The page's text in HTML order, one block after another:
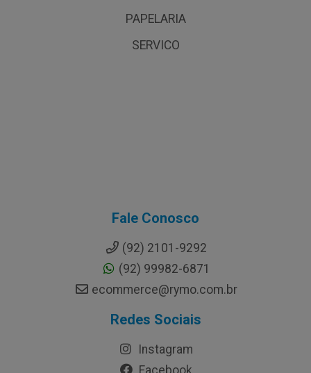
PAPELARIA
SERVICO
Fale Conosco
(92) 2101-9292
(92) 99982-6871
ecommerce@rymo.com.br
Redes Sociais
Instagram
Facebook